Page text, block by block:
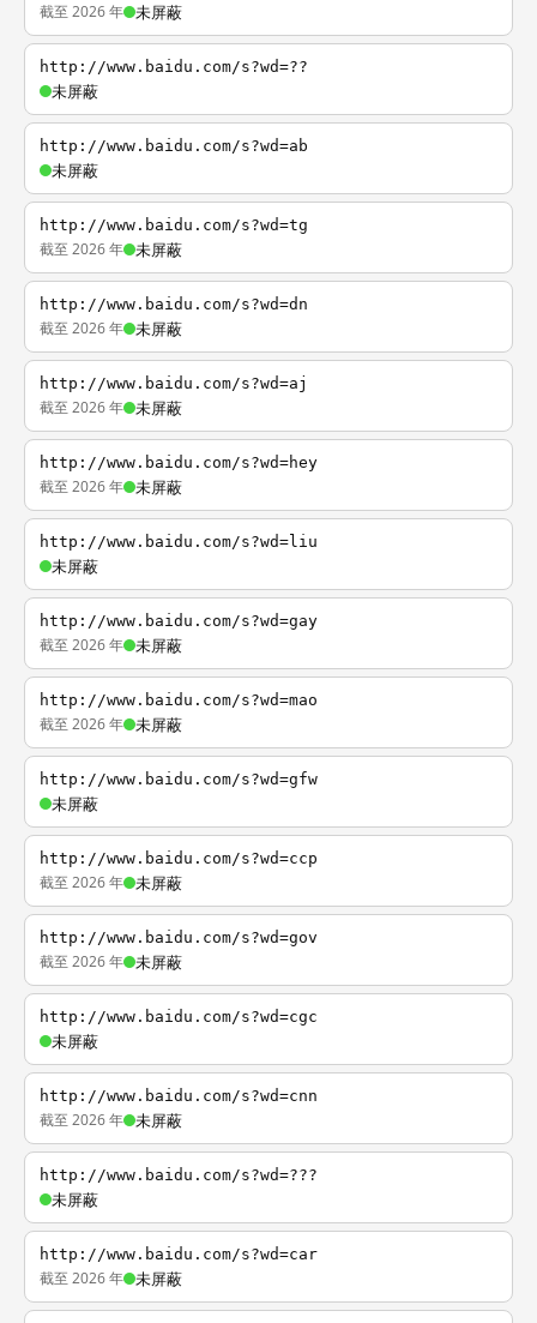
截至 2026 年 未屏蔽
http://www.baidu.com/s?wd=??
未屏蔽
http://www.baidu.com/s?wd=ab
未屏蔽
http://www.baidu.com/s?wd=tg
截至 2026 年 未屏蔽
http://www.baidu.com/s?wd=dn
截至 2026 年 未屏蔽
http://www.baidu.com/s?wd=aj
截至 2026 年 未屏蔽
http://www.baidu.com/s?wd=hey
截至 2026 年 未屏蔽
http://www.baidu.com/s?wd=liu
未屏蔽
http://www.baidu.com/s?wd=gay
截至 2026 年 未屏蔽
http://www.baidu.com/s?wd=mao
截至 2026 年 未屏蔽
http://www.baidu.com/s?wd=gfw
未屏蔽
http://www.baidu.com/s?wd=ccp
截至 2026 年 未屏蔽
http://www.baidu.com/s?wd=gov
截至 2026 年 未屏蔽
http://www.baidu.com/s?wd=cgc
未屏蔽
http://www.baidu.com/s?wd=cnn
截至 2026 年 未屏蔽
http://www.baidu.com/s?wd=???
未屏蔽
http://www.baidu.com/s?wd=car
截至 2026 年 未屏蔽